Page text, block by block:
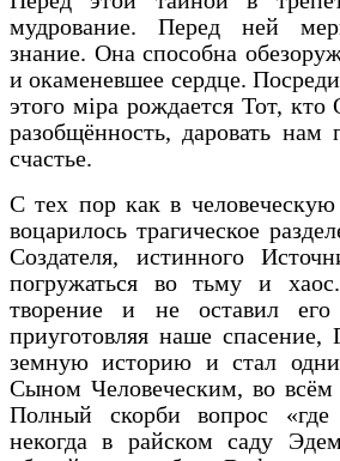
мудрование. Перед ней
знание. Она способна
и окаменевшее сердце.
этого мiра рождается Тот,
разобщённость, даровать
счастье.
С тех пор как в
воцарилось трагическое
Создателя, истинного
погружаться во тьму и
творение и не оставил его
приуготовляя наше спасение,
земную историю и стал
Сыном Человеческим, во
Полный скорби вопрос
некогда в райском саду